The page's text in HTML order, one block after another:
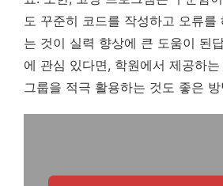
도 꾸준히 코드를 작성하고 오류를
는 것이 실력 향상에 큰 도움이 된
에 관심 있다면, 학원에서 제공하
그룹을 적극 활용하는 것도 좋은